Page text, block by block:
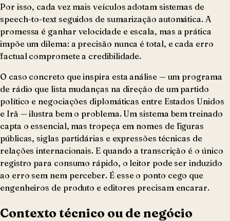
Por isso, cada vez mais veículos adotam sistemas de
speech-to-text seguidos de sumarização automática. A
promessa é ganhar velocidade e escala, mas a prática
impõe um dilema: a precisão nunca é total, e cada erro
factual compromete a credibilidade.
O caso concreto que inspira esta análise — um programa
de rádio que lista mudanças na direção de um partido
político e negociações diplomáticas entre Estados Unidos
e Irã — ilustra bem o problema. Um sistema bem treinado
capta o essencial, mas tropeça em nomes de figuras
públicas, siglas partidárias e expressões técnicas de
relações internacionais. E quando a transcrição é o único
registro para consumo rápido, o leitor pode ser induzido
ao erro sem nem perceber. É esse o ponto cego que
engenheiros de produto e editores precisam encarar.
Contexto técnico ou de negócio